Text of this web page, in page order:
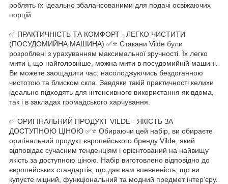
роблять їх ідеально збалансованими для подачі освіжаючих
порцій.
✅ ПРАКТИЧНІСТЬ ТА КОМФОРТ - ЛЕГКО ЧИСТИТИ
(ПОСУДОМИЙНА МАШИНА) ✅⭐️ Стакани Vilde були
розроблені з урахуванням максимальної зручності. Їх легко
мити і, що найголовніше, можна мити в посудомийній машині.
Ви можете заощадити час, насолоджуючись бездоганною
чистотою та блиском скла. Завдяки такій практичності келихи
ідеально підходять для інтенсивного використання як вдома,
так і в закладах громадського харчування.
✅ ОРИГІНАЛЬНИЙ ПРОДУКТ VILDE - ЯКІСТЬ ЗА
ДОСТУПНОЮ ЦІНОЮ ✅⭐️ Обираючи цей набір, ви обираєте
оригінальний продукт європейського бренду Vilde, який
відповідає сучасним тенденціям і орієнтований на найвищу
якість за доступною ціною. Набір виготовлено відповідно до
європейських стандартів, що дає вам впевненість, що ви
купуєте міцний, функціональний та модний предмет інтер’єру.